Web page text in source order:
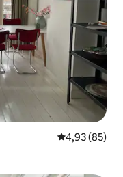
4,93 de uma
4,93 (85)